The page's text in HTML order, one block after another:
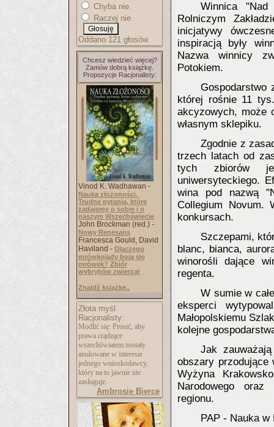
Chyba nie
Raczej nie
Oddano 121 głosów.
Chcesz wiedzieć więcej?
Zamów dobrą książkę.
Propozycje Racjonalisty:
Vinod K. Wadhawan -
Nauka złożoności.
Trudne pytania, które
zadajemy o sobie i o
naszym Wszechświecie
John Brockman (red.) -
Nowy Renesans
Francesca Gould, David
Haviland - Dlaczego
mrówkojady boją się
mrówek? Zbiór
wybryków zwierząt
Znajdź książkę..
Złota myśl
Racjonalisty:
Modlić się: Prosić, aby
prawa rządzące
wszechświatem zostały
anulowane w interesie
jednego wnioskodawcy,
który na to jawnie nie
zasługuje.
Ambrosie Bierce
Winnica
Rolniczym
inicjatywy
inspiracją były
Nazwa winnicy
Potokiem.
Gospodarstwo
której rośnie 11
akcyzowych, może
własnym sklepiku.
Zgodnie z
trzech latach od
tych zbiorów
uniwersyteckiego.
wina pod nazwą
Collegium Novum.
konkursach.
Szczepami,
blanc, bianca,
winorośli dające
regenta.
W sumie w
eksperci
Małopolskiemu
kolejne
Jak
obszary
Wyżyna
Narodowego oraz
regionu.
PAP - Nauka w